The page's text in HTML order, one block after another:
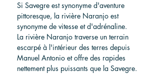
Si Savegre est synonyme d'aventure
pittoresque, la rivière Naranjo est
synonyme de vitesse et d'adrénaline.
La rivière Naranjo traverse un terrain
escarpé à l'intérieur des terres depuis
Manuel Antonio et offre des rapides
nettement plus puissants que la Savegre.